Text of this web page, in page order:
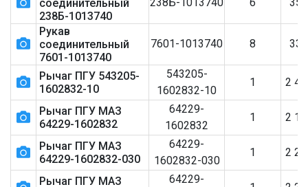
соединительный
238Б-1013740
Рукав
соединительный
7601-1013740
7601-1013740 8
Рычаг ПГУ 543205-
1602832-10
543205-
1602832-10
1 2
Рычаг ПГУ МАЗ
64229-1602832
64229-
1602832
1 2
Рычаг ПГУ МАЗ
64229-1602832-030
64229-
1602832-030
1 2
Рычаг ПГУ МАЗ
64229-